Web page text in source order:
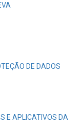
DE DADOS
E APLICATIVOS DA